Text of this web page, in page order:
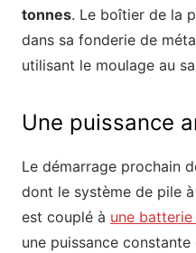
tonnes. Le boîtier de la
dans sa fonderie de
utilisant le moulage au
Une puissance
Le démarrage prochain
dont le système de pile
est couplé à une
une puissance